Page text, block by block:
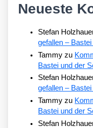
Neueste
Stefan
gefallen –
Tammy zu
Bastei und der
Stefan
gefallen –
Tammy zu
Bastei und der
Stefan